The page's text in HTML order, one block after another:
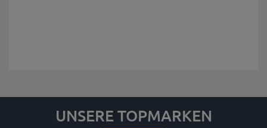
UNSERE TOPMARKEN